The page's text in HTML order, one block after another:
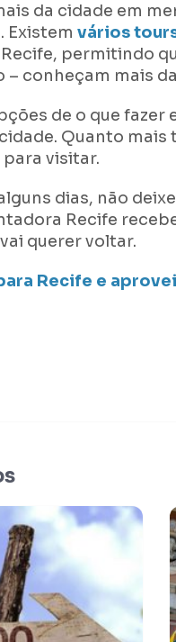
da cidade em
Existem vários
permitindo
– conheçam mais
de o que
Quanto mais
visitar.
dias, não
Recife
querer voltar.
Recife e